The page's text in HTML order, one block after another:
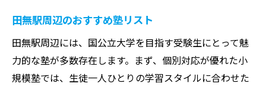
田無駅周辺のおすすめ塾リスト
田無駅周辺には、国公立大学を目指す受験生にとって魅
力的な塾が多数存在します。まず、個別対応が優れた小
規模塾では、生徒一人ひとりの学習スタイルに合わせた